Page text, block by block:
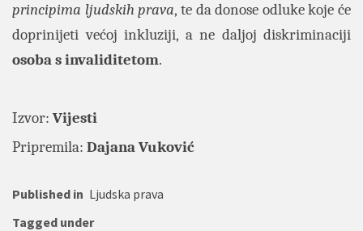
principima ljudskih prava, te da donose odluke koje će
doprinijeti većoj inkluziji, a ne daljoj diskriminaciji
osoba s invaliditetom.
Izvor: Vijesti
Pripremila: Dajana Vuković
Published in Ljudska prava
Tagged under